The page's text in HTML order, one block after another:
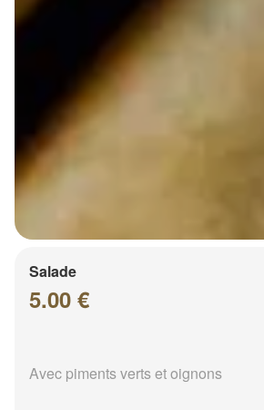
Salade
5.00 €
Avec piments verts et oignons